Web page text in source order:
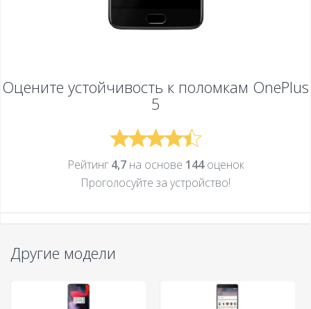
Оцените устойчивость к поломкам OnePlus
5
Рейтинг 4,7на основе 144оценок
Проголосуйте за устройcтво!
Другие модели